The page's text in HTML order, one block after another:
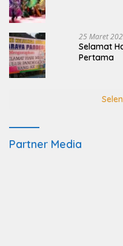
25 Maret
Selamat
Pertama
Partner Media